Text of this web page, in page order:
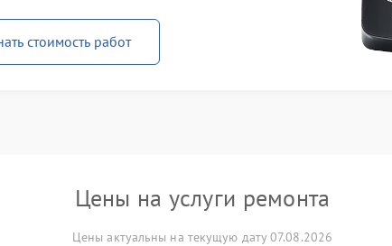
стоимость работ
Цены на услуги ремонта
Цены актуальны на текущую дату 07.08.2026